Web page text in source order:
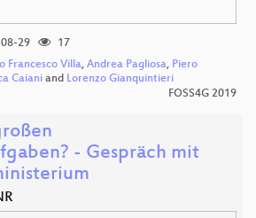
29
17
Francesco Villa, Andrea Pagliosa, Piero
Caiani and Lorenzo Gianquintieri
FOSS4G 2019
- Gespräch mit